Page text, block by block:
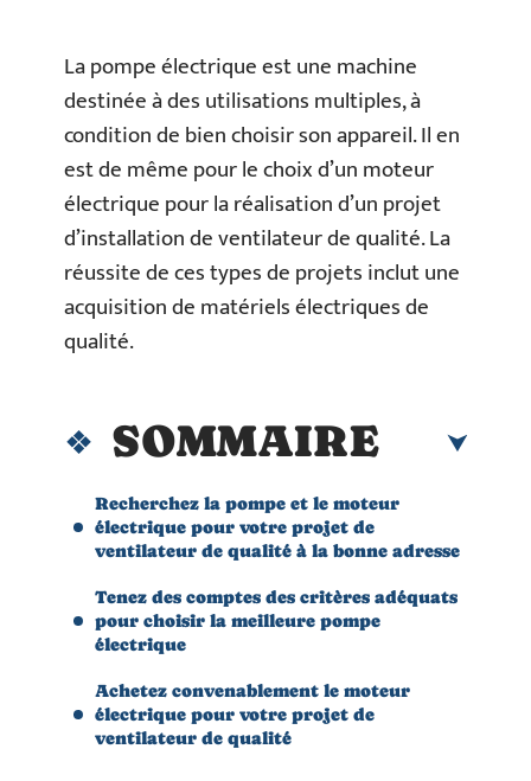
La pompe électrique est une machine
destinée à des utilisations multiples, à
condition de bien choisir son appareil. Il en
est de même pour le choix d’un moteur
électrique pour la réalisation d’un projet
d’installation de ventilateur de qualité. La
réussite de ces types de projets inclut une
acquisition de matériels électriques de
qualité.
SOMMAIRE
Recherchez la pompe et le moteur
électrique pour votre projet de
ventilateur de qualité à la bonne adresse
Tenez des comptes des critères adéquats
pour choisir la meilleure pompe
électrique
Achetez convenablement le moteur
électrique pour votre projet de
ventilateur de qualité